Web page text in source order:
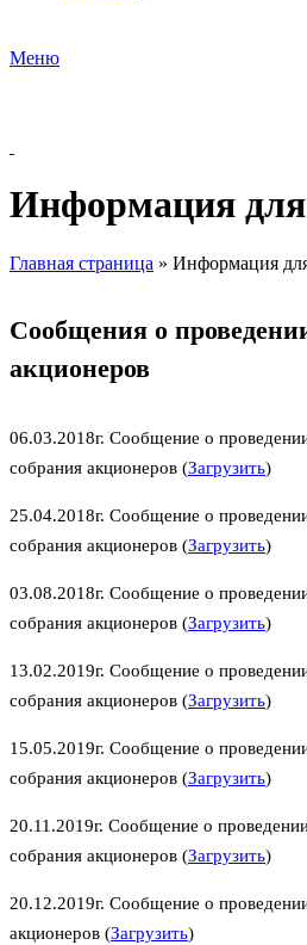
Меню
Информация для
Главная страница » Информация
Сообщения о
акционеров
06.03.2018г. Сообщение о
собрания акционеров (Загрузить)
25.04.2018г. Сообщение о
собрания акционеров (Загрузить)
03.08.2018г. Сообщение о
собрания акционеров (Загрузить)
13.02.2019г. Сообщение о
собрания акционеров (Загрузить)
15.05.2019г. Сообщение о
собрания акционеров (Загрузить)
20.11.2019г. Сообщение о
собрания акционеров (Загрузить)
20.12.2019г. Сообщение о
акционеров (Загрузить)